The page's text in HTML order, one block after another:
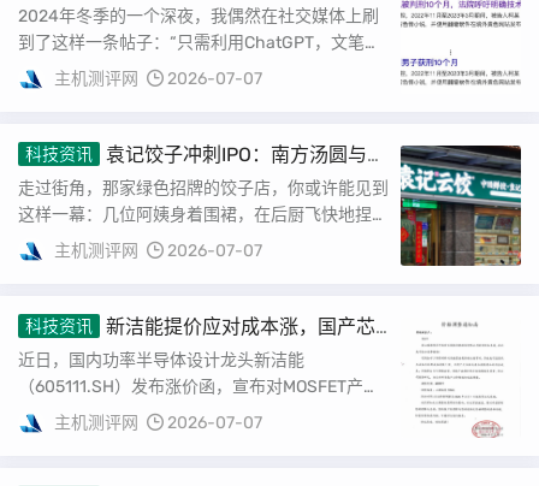
书馆的“赛博泔水”
2024年冬季的一个深夜，我偶然在社交媒体上刷
到了这样一条帖子：“只需利用ChatGPT，文笔、
逻辑全不要，轻松写小黄文，月赚1W+。”...
主机测评网 2026-07-07
科技资讯
袁记饺子冲刺IPO：南方汤圆与北
方饺子的年味对决
走过街角，那家绿色招牌的饺子店，你或许能见到
这样一幕：几位阿姨身着围裙，在后厨飞快地捏制
着饺子。不久，热气腾腾的饺子便从锅中盛出。...
主机测评网 2026-07-07
科技资讯
新洁能提价应对成本涨，国产芯
片涨价潮来袭
近日，国内功率半导体设计龙头新洁能
（605111.SH）发布涨价函，宣布对MOSFET产品
进行价格上调，上调幅度至少为10%，此次价格
调...
主机测评网 2026-07-07